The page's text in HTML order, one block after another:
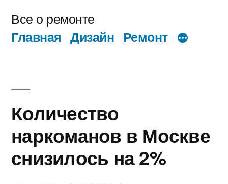
содержимому
Все о ремонте
Главная Дизайн Ремонт
Количество
наркоманов в Москве
снизилось на 2%